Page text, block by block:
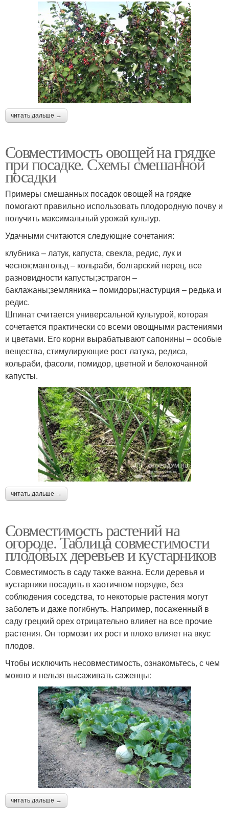
читать дальше →
Совместимость овощей на грядке
при посадке. Схемы смешанной
посадки
Примеры смешанных посадок овощей на грядке
помогают правильно использовать плодородную почву и
получить максимальный урожай культур.
Удачными считаются следующие сочетания:
клубника – латук, капуста, свекла, редис, лук и
чеснок;мангольд – кольраби, болгарский перец, все
разновидности капусты;эстрагон –
баклажаны;земляника – помидоры;настурция – редька и
редис.
Шпинат считается универсальной культурой, которая
сочетается практически со всеми овощными растениями
и цветами. Его корни вырабатывают сапонины – особые
вещества, стимулирующие рост латука, редиса,
кольраби, фасоли, помидор, цветной и белокочанной
капусты.
читать дальше →
Совместимость растений на
огороде. Таблица совместимости
плодовых деревьев и кустарников
Совместимость в саду также важна. Если деревья и
кустарники посадить в хаотичном порядке, без
соблюдения соседства, то некоторые растения могут
заболеть и даже погибнуть. Например, посаженный в
саду грецкий орех отрицательно влияет на все прочие
растения. Он тормозит их рост и плохо влияет на вкус
плодов.
Чтобы исключить несовместимость, ознакомьтесь, с чем
можно и нельзя высаживать саженцы:
читать дальше →